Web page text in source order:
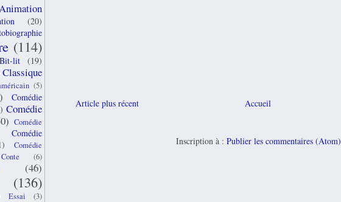
Article plus récent Accueil
Inscription à : Publier les commentaires (Atom)
Animation
(20)
(114)
Bit-lit (19)
Classique
(5)
Comédie
Comédie
Comédie
Comédie
Comédie
Conte (6)
(46)
(136)
Essai (3)